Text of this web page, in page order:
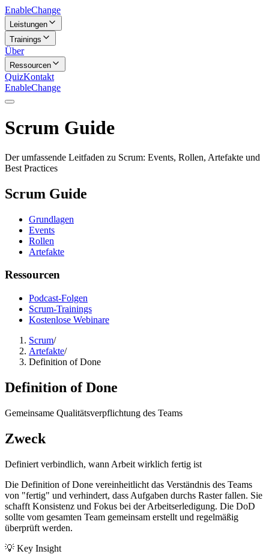
EnableChange
Leistungen
Trainings
Über
Ressourcen
QuizKontakt
EnableChange
Scrum Guide
Der umfassende Leitfaden zu Scrum: Events, Rollen, Artefakte und
Best Practices
Scrum Guide
Grundlagen
Events
Rollen
Artefakte
Ressourcen
Podcast-Folgen
Scrum-Trainings
Kostenlose Webinare
Scrum/
Artefakte/
Definition of Done
Definition of Done
Gemeinsame Qualitätsverpflichtung des Teams
Zweck
Definiert verbindlich, wann Arbeit wirklich fertig ist
Die Definition of Done vereinheitlicht das Verständnis des Teams
von "fertig" und verhindert, dass Aufgaben durchs Raster fallen. Sie
schafft Konsistenz und Fokus bei der Arbeitserledigung. Die DoD
sollte vom gesamten Team gemeinsam erstellt und regelmäßig
überprüft werden.
💡 Key Insight